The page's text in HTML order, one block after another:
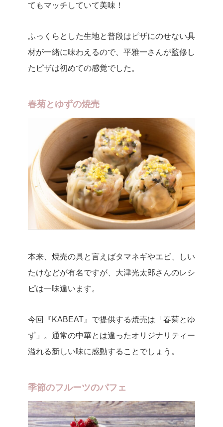
てもマッチしていて美味！
ふっくらとした生地と普段はピザにのせない具
材が一緒に味わえるので、平雅一さんが監修し
たピザは初めての感覚でした。
春菊とゆずの焼売
本来、焼売の具と言えばタマネギやエビ、しい
たけなどが有名ですが、大津光太郎さんのレシ
ピは一味違います。
今回『KABEAT』で提供する焼売は「春菊とゆ
ず」。通常の中華とは違ったオリジナリティー
溢れる新しい味に感動することでしょう。
季節のフルーツのパフェ